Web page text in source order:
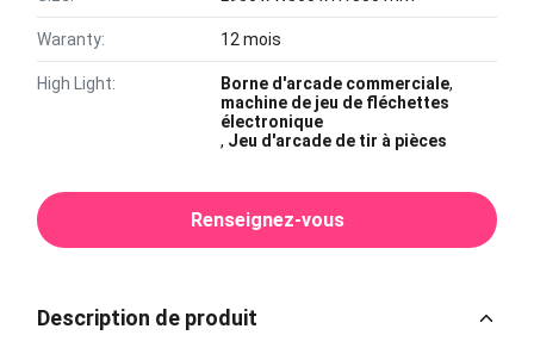
Waranty: 12 mois
High Light: Borne d'arcade commerciale,
machine de jeu de fléchettes
électronique
, Jeu d'arcade de tir à pièces
Renseignez-vous
Description de produit